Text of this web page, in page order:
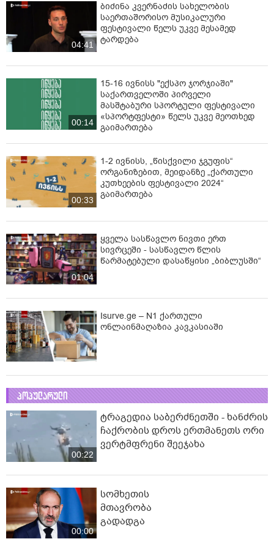
04:41
ბიძინა კვერნაძის სახელობის
საერთაშორისო მუსიკალური
ფესტივალი წელს უკვე მესამედ
ტარდება
00:14
15-16 ივნისს "ექსპო ჯორჯიაში"
საქართველოში პირველი
მასშტაბური სპორტული ფესტივალი
«სპორტფესტი» წელს უკვე მეოთხედ
გაიმართება
00:33
1-2 ივნისს, „წისქვილი ჯგუფის“
ორგანიზებით, მეიდანზე „ქართული
კუთხეების ფესტივალი 2024“
გაიმართება
01:04
ყველა სასწავლო ნივთი ერთ
სივრცეში - სასწავლო წლის
წარმატებული დასაწყისი „ბიბლუსში“
Isurve.ge – N1 ქართული
ონლაინმაღაზია კავკასიაში
პოპულარული
00:22
ტრაგედია საბერძნეთში - ხანძრის
ჩაქრობის დროს ერთმანეთს ორი
ვერტმფრენი შეეჯახა
00:00
სომხეთის
მთავრობა
გადადგა